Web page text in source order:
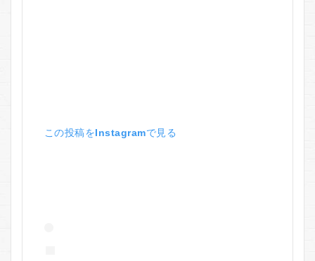
この投稿をInstagramで見る